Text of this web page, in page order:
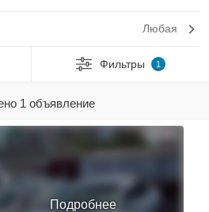
Любая
Фильтры 1
1 объявление
Подробнее